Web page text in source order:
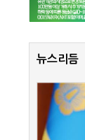
뉴스리듬